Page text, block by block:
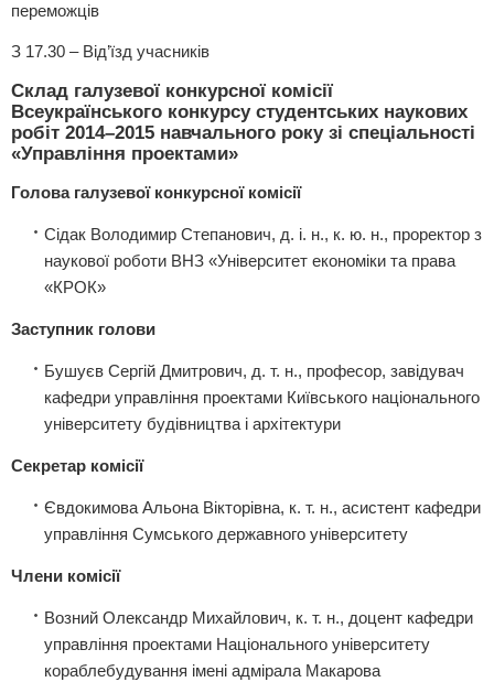
переможців
З 17.30 – Від’їзд учасників
Склад галузевої конкурсної комісії
Всеукраїнського конкурсу студентських наукових
робіт 2014–2015 навчального року зі спеціальності
«Управління проектами»
Голова галузевої конкурсної комісії
Сідак Володимир Степанович, д. і. н., к. ю. н., проректор з
наукової роботи ВНЗ «Університет економіки та права
«КРОК»
Заступник голови
Бушуєв Сергій Дмитрович, д. т. н., професор, завідувач
кафедри управління проектами Київського національного
університету будівництва і архітектури
Секретар комісії
Євдокимова Альона Вікторівна, к. т. н., асистент кафедри
управління Сумського державного університету
Члени комісії
Возний Олександр Михайлович, к. т. н., доцент кафедри
управління проектами Національного університету
кораблебудування імені адмірала Макарова